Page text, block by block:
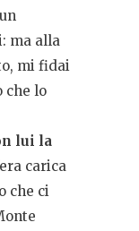
ma alla
mi fidai
che lo
lui la
carica
che ci